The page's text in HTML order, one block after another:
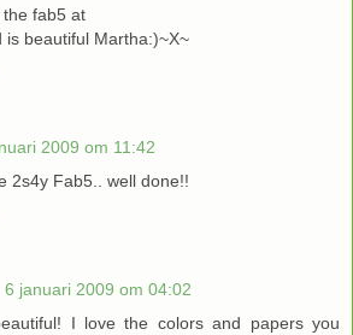
fab5 at
is beautiful Martha:)~X~
2009 om 11:42
2s4y Fab5.. well done!!
6 januari 2009 om 04:02
I love the colors and papers you